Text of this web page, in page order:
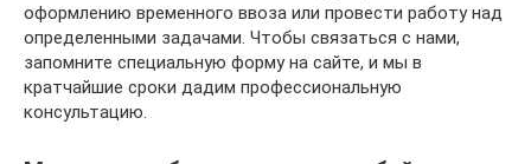
оформлению временного ввоза или провести работу над
определенными задачами. Чтобы связаться с нами,
запомните специальную форму на сайте, и мы в
кратчайшие сроки дадим профессиональную
консультацию.